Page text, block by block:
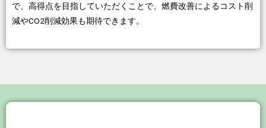
で、高得点を目指していただくことで、燃費改善によるコスト削
減やCO2削減効果も期待できます。